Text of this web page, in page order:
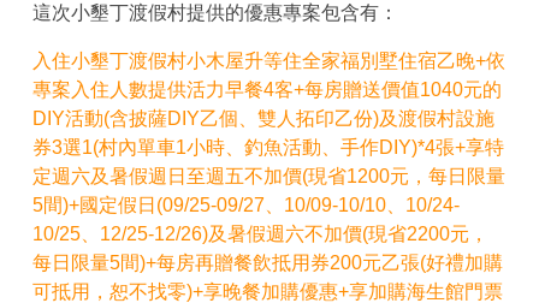
這次小墾丁渡假村提供的優惠專案包含有：
入住小墾丁渡假村小木屋升等住全家福別墅住宿乙晚+依
專案入住人數提供活力早餐4客+每房贈送價值1040元的
DIY活動(含披薩DIY乙個、雙人拓印乙份)及渡假村設施
券3選1(村內單車1小時、釣魚活動、手作DIY)*4張+享特
定週六及暑假週日至週五不加價(現省1200元，每日限量
5間)+國定假日(09/25-09/27、10/09-10/10、10/24-
10/25、12/25-12/26)及暑假週六不加價(現省2200元，
每日限量5間)+每房再贈餐飲抵用券200元乙張(好禮加購
可抵用，恕不找零)+享晚餐加購優惠+享加購海生館門票